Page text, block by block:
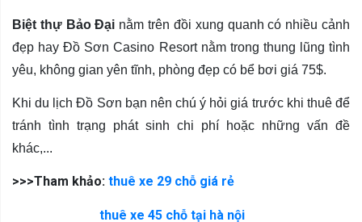
Biệt thự Bảo Đại nằm trên đồi xung quanh có nhiều cảnh
đẹp hay Đồ Sơn Casino Resort nằm trong thung lũng tình
yêu, không gian yên tĩnh, phòng đẹp có bể bơi giá 75$.
Khi du lịch Đồ Sơn bạn nên chú ý hỏi giá trước khi thuê để
tránh tình trạng phát sinh chi phí hoặc những vấn đề
khác,...
>>>Tham khảo: thuê xe 29 chỗ giá rẻ
thuê xe 45 chỗ tại hà nội